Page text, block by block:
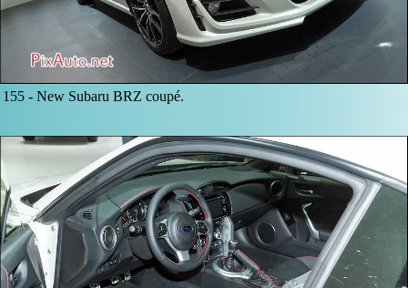
155 -New Subaru BRZ coupé.